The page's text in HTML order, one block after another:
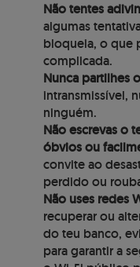
Não tentes
algumas
bloqueia, o que
complicada.
Nunca partilhes
intransmissível,
ninguém.
Não escrevas o
óbvios ou
convite ao
perdido ou
Não uses redes
recuperar ou
do teu banco,
para garantir a